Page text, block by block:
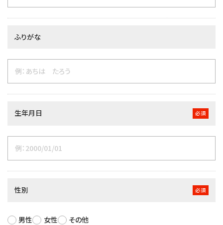
ふりがな
生年月日 必須
性別 必須
男性 女性 その他